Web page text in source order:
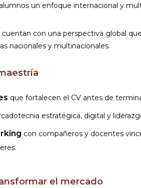
un enfoque internacional y
cuentan con una perspectiva global
nacionales y multinacionales.
que fortalecen el CV antes de
estratégica, digital y
con compañeros y docentes
el mercado